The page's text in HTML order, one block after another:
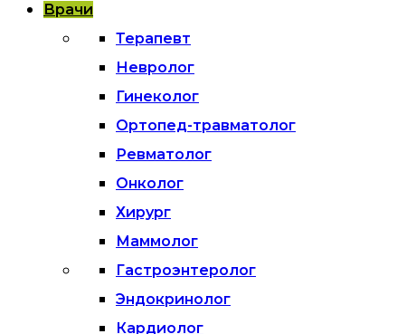
Врачи
Терапевт
Невролог
Гинеколог
Ортопед-травматолог
Ревматолог
Онколог
Хирург
Маммолог
Гастроэнтеролог
Эндокринолог
Кардиолог